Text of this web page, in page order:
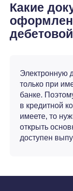
Какие
Электронную
только при
банке.
в кредитной
имеете, то
открыть
доступен